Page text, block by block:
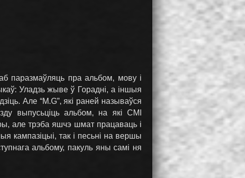
паразмаўляць пра альбом, мову і
Уладзь жыве ў Горадні, а іншыя
Але “M.G”, які раней называўся
выпусьціць альбом, на які СМІ
але трэба яшчэ шмат працаваць і
кампазіцыі, так і песьні на вершы
альбому, пакуль яны самі ня